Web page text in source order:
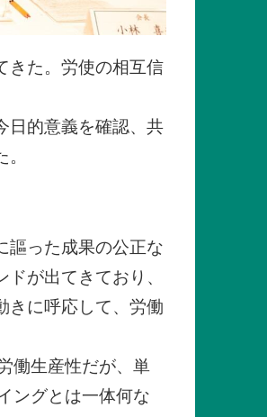
きた。労使の相互信
日的意義を確認、共
謳った成果の公正な
が出てきており、
きに呼応して、労働
働生産性だが、単
ングとは一体何な